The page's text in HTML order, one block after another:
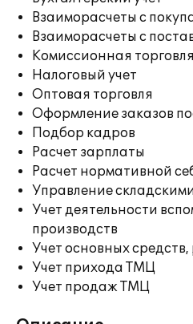
Взаиморасчеты с
Взаиморасчеты с
Комиссионная торговля
Налоговый учет
Оптовая торговля
Оформление заказов
Подбор кадров
Расчет зарплаты
Расчет нормативной
Управление
Учет деятельности
производств
Учет основных
Учет прихода ТМЦ
Учет продаж ТМЦ